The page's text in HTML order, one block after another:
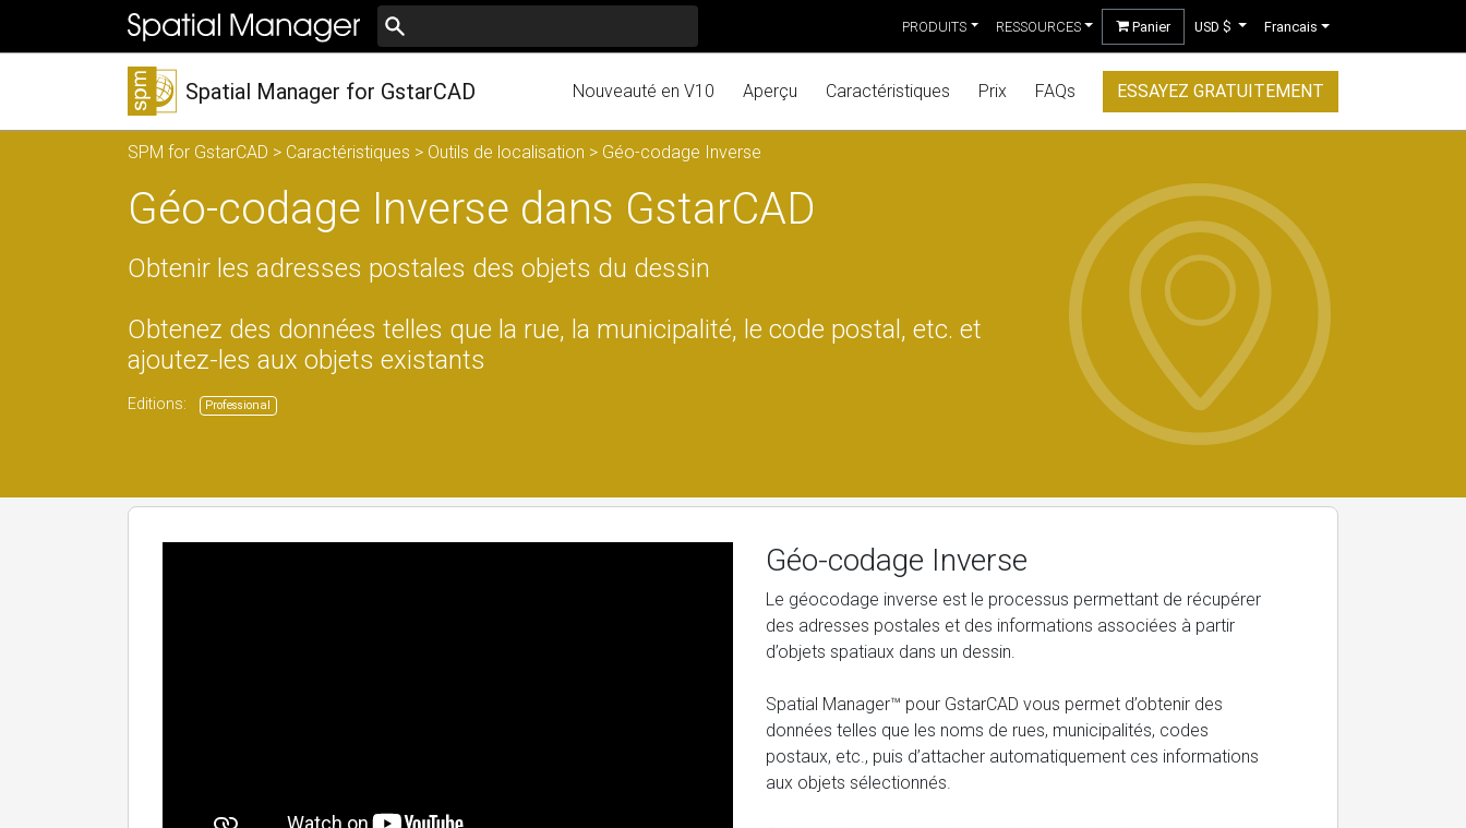
PRODUITS RESSOURCES Panier USD $ Francais
Spatial Manager for GstarCAD Nouveauté en V10 Aperçu Caractéristiques Prix FAQs ESSAYEZ GRATUITEMENT
SPM for GstarCAD > Caractéristiques > Outils de localisation > Géo-codage Inverse
Géo-codage Inverse dans GstarCAD
Obtenir les adresses postales des objets du dessin
Obtenez des données telles que la rue, la municipalité, le code postal, etc. et
ajoutez-les aux objets existants
Editions: Professional
Géo-codage Inverse
Le géocodage inverse est le processus permettant de récupérer
des adresses postales et des informations associées à partir
d’objets spatiaux dans un dessin.
Spatial Manager™ pour GstarCAD vous permet d’obtenir des
données telles que les noms de rues, municipalités, codes
postaux, etc., puis d’attacher automatiquement ces informations
aux objets sélectionnés.